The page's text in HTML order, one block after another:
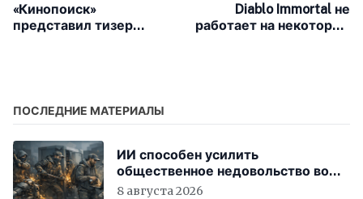
«Кинопоиск»
представил тизер
Diablo Immortal не
работает на некоторых
ПОСЛЕДНИЕ МАТЕРИАЛЫ
ИИ способен усилить
общественное недовольство во
всём мире
8 августа 2026